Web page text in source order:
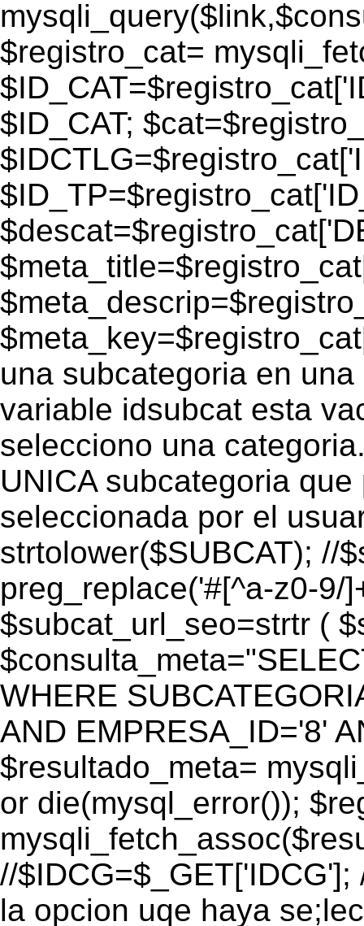
$registro_cat=
$ID_CAT;
una subcategoria en
variable idsubcat esta
selecciono una
UNICA subcategoria
seleccionada por el
strtolower($SUBCAT); //
preg_replace('#[^a-z0-9/
$subcat_url_seo=strtr (
WHERE
AND EMPRESA_ID='8'
$resultado_meta=
or die(mysql_error());
//
la opcion uqe haya